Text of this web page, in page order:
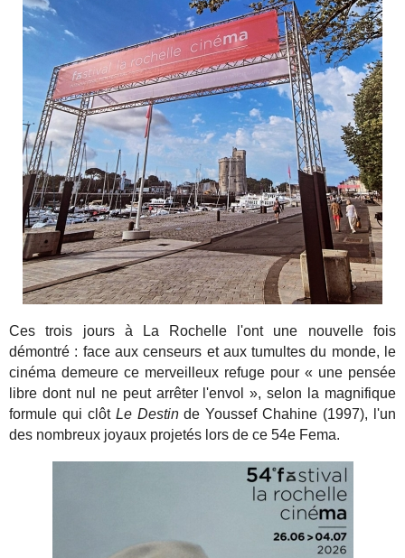
Ces trois jours à La Rochelle l'ont une nouvelle fois
démontré : face aux censeurs et aux tumultes du monde, le
cinéma demeure ce merveilleux refuge pour « une pensée
libre dont nul ne peut arrêter l'envol », selon la magnifique
formule qui clôt Le Destinde Youssef Chahine (1997), l'un
des nombreux joyaux projetés lors de ce 54e Fema.